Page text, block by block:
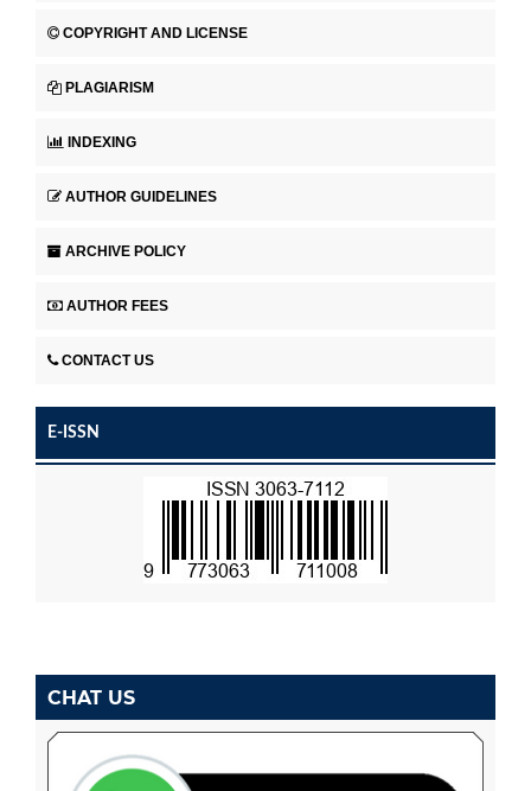
COPYRIGHT AND LICENSE
PLAGIARISM
INDEXING
AUTHOR GUIDELINES
ARCHIVE POLICY
AUTHOR FEES
CONTACT US
E-ISSN
CHAT US